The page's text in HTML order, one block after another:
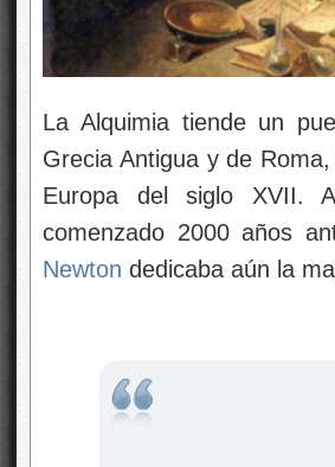
La Alquimia tiende un
Grecia Antigua y de
Europa del siglo XVII.
comenzado 2000 años
Newton dedicaba aún la